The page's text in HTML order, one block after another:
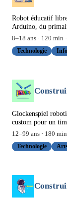
Robot éducatif
Arduino, du
8–18 ans · 120 min ·
Technologie
Glockenspiel
custom pour un
12–99 ans · 180 min
Technologie